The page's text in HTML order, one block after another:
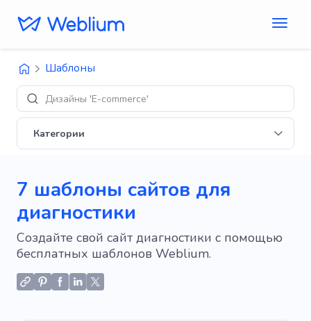
Шаблоны
Макеты 'Бло
Категории
7 шаблоны сайтов для
диагностики
Создайте свой сайт диагностики с помощью
бесплатных шаблонов Weblium.